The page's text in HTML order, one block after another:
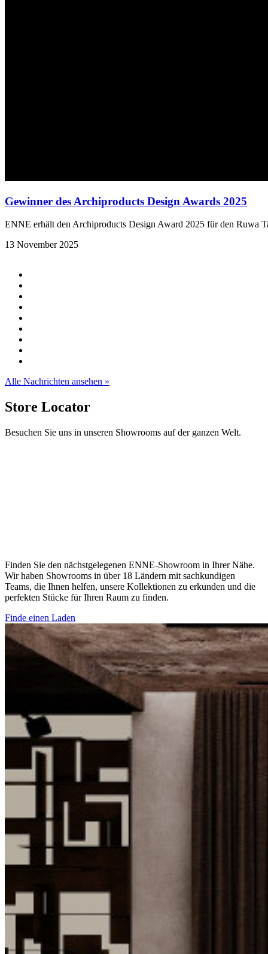
Gewinner des Archiproducts Design Awards 2025
ENNE erhält den Archiproducts Design Award 2025 für den Ruwa
13 November 2025
Alle Nachrichten ansehen »
Store Locator
Besuchen Sie uns in unseren Showrooms auf der ganzen Welt.
Finden Sie den nächstgelegenen ENNE-Showroom in Ihrer Nähe.
Wir haben Showrooms in über 18 Ländern mit sachkundigen
Teams, die Ihnen helfen, unsere Kollektionen zu erkunden und die
perfekten Stücke für Ihren Raum zu finden.
Finde einen Laden